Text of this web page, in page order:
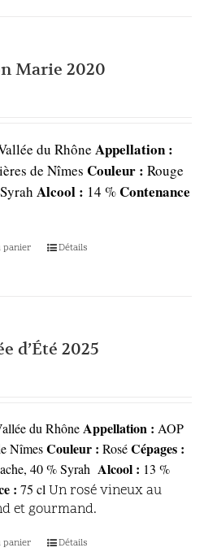
Marie 2020
du Rhône Appellation :
de Nîmes Couleur : Rouge
Syrah Alcool : 14 %Contenance
panier Détails
d’Été 2025
du RhôneAppellation : AOP
NîmesCouleur : RoséCépages :
40 % Syrah Alcool : 13 %
: 75 cl Un rosé vineux au
et gourmand.
panier Détails